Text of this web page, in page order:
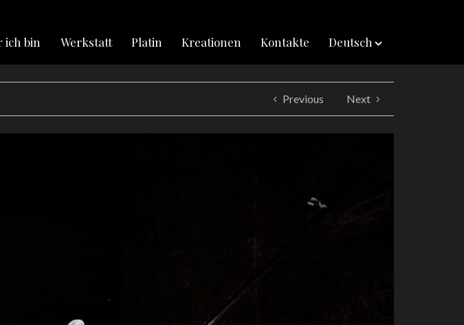
ich bin Werkstatt Platin Kreationen Kontakte Deutsch
Previous Next